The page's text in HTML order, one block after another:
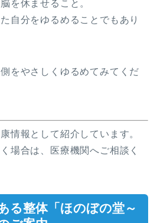
を休ませること。
自分をゆるめることでもあり
をやさしくゆるめてみてくだ
情報として紹介しています。
場合は、医療機関へご相談く
る整体「ほのぼの堂～